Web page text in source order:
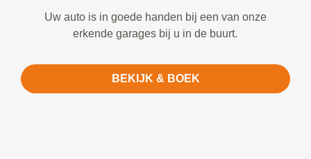
Uw auto is in goede handen bij een van onze
erkende garages bij u in de buurt.
BEKIJK & BOEK